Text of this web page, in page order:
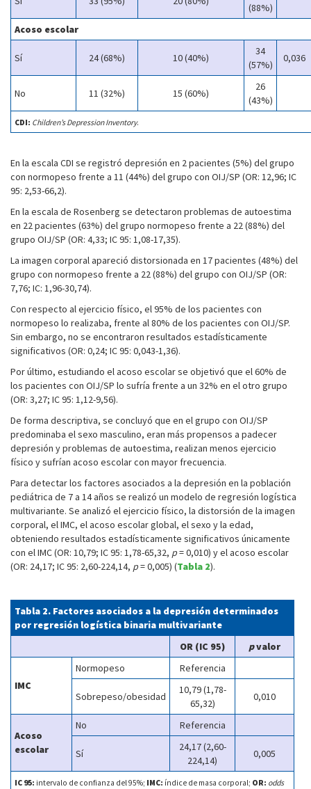
(88%)
Acoso escolar
Sí 24 (68%) 10 (40%)
34
(57%)
0,036
No 11 (32%) 15 (60%)
26
(43%)
CDI: Children’s Depression Inventory.
En la escala CDI se registró depresión en 2 pacientes (5%) del grupo
con normopeso frente a 11 (44%) del grupo con OIJ/SP (OR: 12,96; IC
95: 2,53-66,2).
En la escala de Rosenberg se detectaron problemas de autoestima
en 22 pacientes (63%) del grupo normopeso frente a 22 (88%) del
grupo OIJ/SP (OR: 4,33; IC 95: 1,08-17,35).
La imagen corporal apareció distorsionada en 17 pacientes (48%) del
grupo con normopeso frente a 22 (88%) del grupo con OIJ/SP (OR:
7,76; IC: 1,96-30,74).
Con respecto al ejercicio físico, el 95% de los pacientes con
normopeso lo realizaba, frente al 80% de los pacientes con OIJ/SP.
Sin embargo, no se encontraron resultados estadísticamente
significativos (OR: 0,24; IC 95: 0,043-1,36).
Por último, estudiando el acoso escolar se objetivó que el 60% de
los pacientes con OIJ/SP lo sufría frente a un 32% en el otro grupo
(OR: 3,27; IC 95: 1,12-9,56).
De forma descriptiva, se concluyó que en el grupo con OIJ/SP
predominaba el sexo masculino, eran más propensos a padecer
depresión y problemas de autoestima, realizan menos ejercicio
físico y sufrían acoso escolar con mayor frecuencia.
Para detectar los factores asociados a la depresión en la población
pediátrica de 7 a 14 años se realizó un modelo de regresión logística
multivariante. Se analizó el ejercicio físico, la distorsión de la imagen
corporal, el IMC, el acoso escolar global, el sexo y la edad,
obteniendo resultados estadísticamente significativos únicamente
con el IMC (OR: 10,79; IC 95: 1,78-65,32, p= 0,010) y el acoso escolar
(OR: 24,17; IC 95: 2,60-224,14, p= 0,005) (Tabla 2).
Tabla 2. Factores asociados a la depresión determinados
por regresión logística binaria multivariante
OR (IC 95)
pvalor
IMC
Normopeso Referencia
Sobrepeso/obesidad
10,79 (1,78-
65,32)
0,010
Acoso
escolar
No Referencia
Sí
24,17 (2,60-
224,14)
0,005
IC 95: intervalo de confianza del 95%; IMC: índice de masa corporal; OR: odds